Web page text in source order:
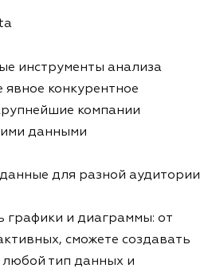
инструменты анализа
конкурентное
компании
данными
для разной аудитории
графики и диаграммы: от
сможете создавать
тип данных и